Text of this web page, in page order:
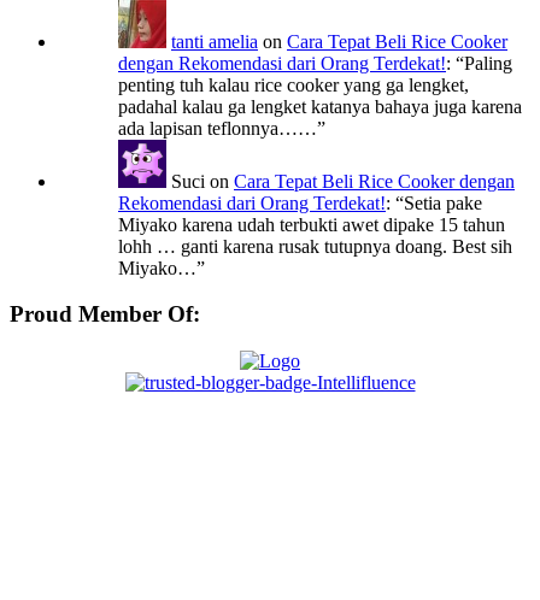
tanti amelia on Cara Tepat Beli Rice Cooker
dengan Rekomendasi dari Orang Terdekat!: “Paling
penting tuh kalau rice cooker yang ga lengket,
padahal kalau ga lengket katanya bahaya juga karena
ada lapisan teflonnya……”
Suci on Cara Tepat Beli Rice Cooker dengan
Rekomendasi dari Orang Terdekat!: “Setia pake
Miyako karena udah terbukti awet dipake 15 tahun
lohh … ganti karena rusak tutupnya doang. Best sih
Miyako…”
Proud Member Of: